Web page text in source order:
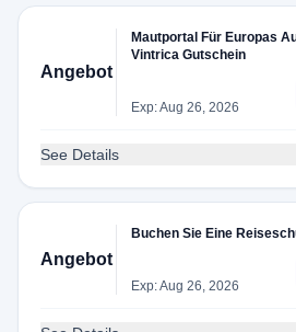
Angebot
Mautportal Für Europas
Vintrica Gutschein
Exp: Aug 26, 2026
See Details
Angebot
Buchen Sie Eine
Exp: Aug 26, 2026